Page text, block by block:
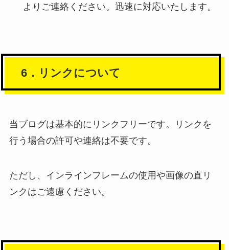
よりご連絡ください。迅速に対応いたします。
6．リンクについて
当ブログは基本的にリンクフリーです。リンクを
行う場合の許可や連絡は不要です。
ただし、インラインフレームの使用や画像の直リ
ンクはご遠慮ください。